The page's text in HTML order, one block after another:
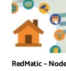
RedMatic –